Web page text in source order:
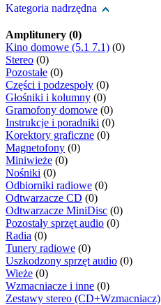
Kategoria nadrzędna
Amplitunery (0)
Kino domowe (5.1 7.1) (0)
Stereo (0)
Pozostałe (0)
Części i podzespoły (0)
Głośniki i kolumny (0)
Gramofony domowe (0)
Instrukcje i poradniki (0)
Korektory graficzne (0)
Magnetofony (0)
Miniwieże (0)
Nośniki (0)
Odbiorniki radiowe (0)
Odtwarzacze CD (0)
Odtwarzacze MiniDisc (0)
Pozostały sprzęt audio (0)
Radia (0)
Tunery radiowe (0)
Uszkodzony sprzęt audio (0)
Wieże (0)
Wzmacniacze i inne (0)
Zestawy stereo (CD+Wzmacniacz)